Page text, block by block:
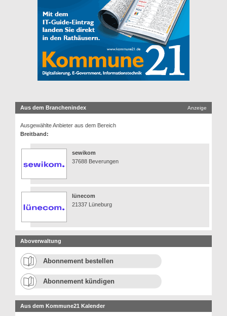
Aus dem Branchenindex Anzeige
Ausgewählte Anbieter aus dem Bereich
Breitband:
sewikom
37688 Beverungen
lünecom
21337 Lüneburg
Aboverwaltung
Abonnement bestellen
Abonnement kündigen
Aus dem Kommune21 Kalender